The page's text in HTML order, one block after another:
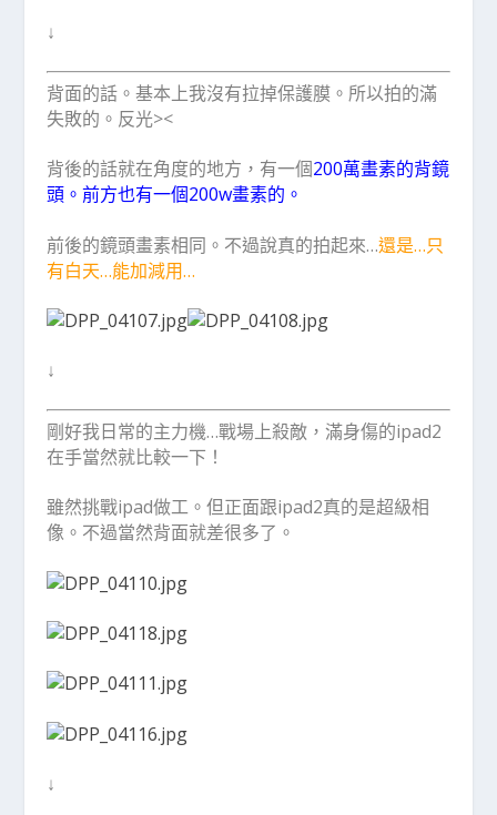
↓
背面的話。基本上我沒有拉掉保護膜。所以拍的滿
失敗的。反光><
背後的話就在角度的地方，有一個200萬畫素的背鏡
頭。前方也有一個200w畫素的。
前後的鏡頭畫素相同。不過說真的拍起來…還是…只
有白天…能加減用…
↓
剛好我日常的主力機…戰場上殺敵，滿身傷的ipad2
在手當然就比較一下！
雖然挑戰ipad做工。但正面跟ipad2真的是超級相
像。不過當然背面就差很多了。
↓